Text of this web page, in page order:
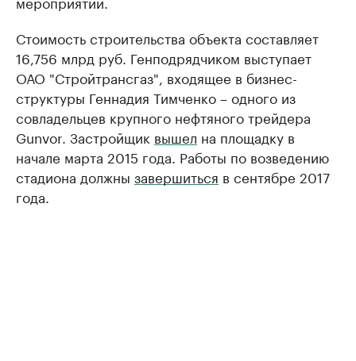
Стоимость строительства объекта составляет
16,756 млрд руб. Генподрядчиком выступает
ОАО "Стройтрансгаз", входящее в бизнес-
структуры Геннадия Тимченко – одного из
совладельцев крупного нефтяного трейдера
Gunvor. Застройщик вышел на площадку в
начале марта 2015 года. Работы по возведению
стадиона должны завершиться в сентябре 2017
года.